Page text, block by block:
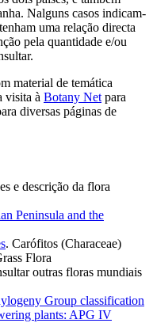
Nalguns casos indicam-
uma relação directa
pela quantidade e/ou
material de temática
visita à Botany Net para
diversas páginas de
e descrição da flora
Peninsula and the
. Carófitos (Characeae)
Flora
outras floras mundiais
Group classification
plants: APG IV